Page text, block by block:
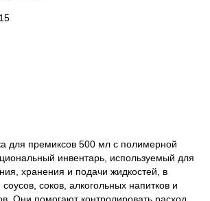
15
для премиксов 500 мл с полимерной
инвентарь, используемый для
хранения и подачи жидкостей, в
соков, алкогольных напитков и